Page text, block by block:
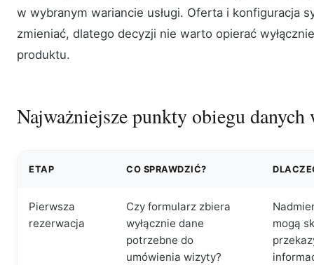
w wybranym wariancie usługi. Oferta i konfiguracja
zmieniać, dlatego decyzji nie warto opierać
produktu.
Najważniejsze punkty obiegu danych
ETAP CO SPRAWDZIĆ?
Pierwsza
rezerwacja
Czy formularz zbiera
wyłącznie dane
potrzebne do
umówienia wizyty?
mogą